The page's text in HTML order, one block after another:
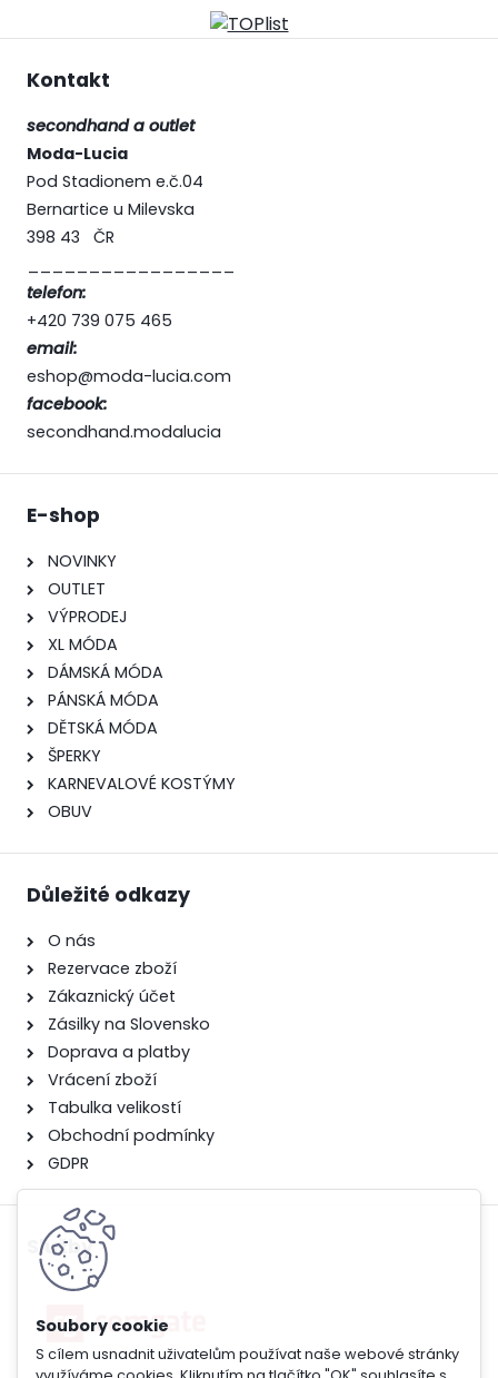
S cílem usnadnit uživatelům používat naše webové stránky
Kontakt
secondhand a outlet
Moda-Lucia
Pod Stadionem e.č.04
Bernartice u Milevska
398 43 ČR
telefon:
+420 739 075 465
email:
eshop@moda-lucia.com
facebook:
secondhand.modalucia
E-shop
NOVINKY
OUTLET
VÝPRODEJ
XL MÓDA
DÁMSKÁ MÓDA
PÁNSKÁ MÓDA
DĚTSKÁ MÓDA
ŠPERKY
KARNEVALOVÉ KOSTÝMY
OBUV
Důležité odkazy
O nás
Rezervace zboží
Zákaznický účet
Zásilky na Slovensko
Doprava a platby
Vrácení zboží
Tabulka velikostí
Obchodní podmínky
GDPR
Služby